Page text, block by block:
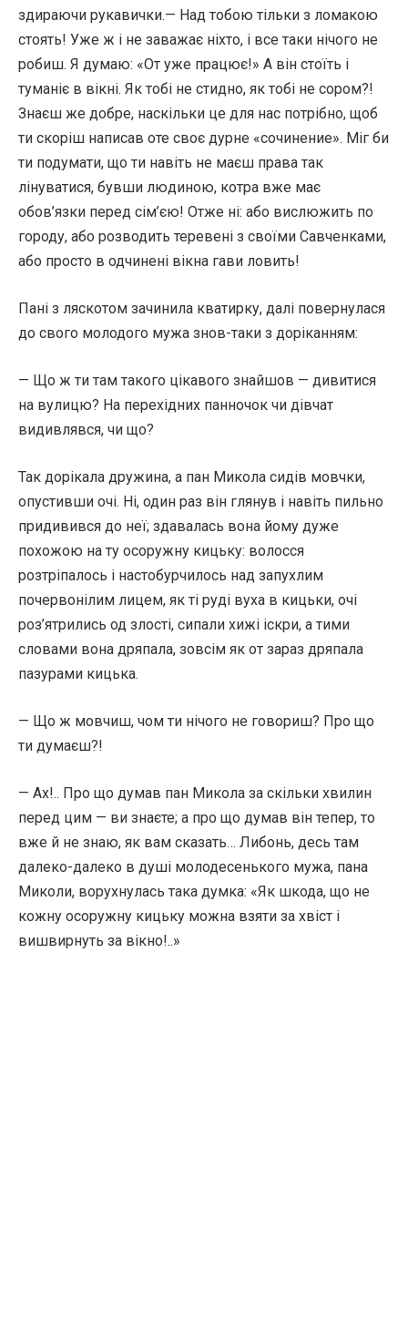
здираючи рукавички.— Над тобою тільки з ломакою
стоять! Уже ж і не заважає ніхто, і все таки нічого не
робиш. Я думаю: «От уже працює!» А він стоїть і
туманіє в вікні. Як тобі не стидно, як тобі не сором?!
Знаєш же добре, наскільки це для нас потрібно, щоб
ти скоріш написав оте своє дурне «сочинение». Міг би
ти подумати, що ти навіть не маєш права так
лінуватися, бувши людиною, котра вже має
обов’язки перед сім’єю! Отже ні: або вислюжить по
городу, або розводить теревені з своїми Савченками,
або просто в одчинені вікна гави ловить!
Пані з ляскотом зачинила кватирку, далі повернулася
до свого молодого мужа знов-таки з доріканням:
— Що ж ти там такого цікавого знайшов — дивитися
на вулицю? На перехідних панночок чи дівчат
видивлявся, чи що?
Так дорікала дружина, а пан Микола сидів мовчки,
опустивши очі. Ні, один раз він глянув і навіть пильно
придивився до неї; здавалась вона йому дуже
похожою на ту осоружну кицьку: волосся
розтріпалось і настобурчилось над запухлим
почервонілим лицем, як ті руді вуха в кицьки, очі
роз’ятрились од злості, сипали хижі іскри, а тими
словами вона дряпала, зовсім як от зараз дряпала
пазурами кицька.
— Що ж мовчиш, чом ти нічого не говориш? Про що
ти думаєш?!
— Ах!.. Про що думав пан Микола за скільки хвилин
перед цим — ви знаєте; а про що думав він тепер, то
вже й не знаю, як вам сказать… Либонь, десь там
далеко-далеко в душі молодесенького мужа, пана
Миколи, ворухнулась така думка: «Як шкода, що не
кожну осоружну кицьку можна взяти за хвіст і
вишвирнуть за вікно!..»